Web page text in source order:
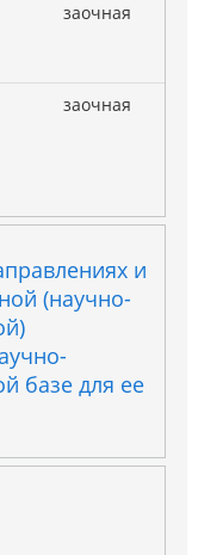
заочная
заочная
и
(научно-
базе для ее